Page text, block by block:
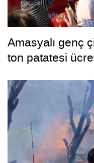
Amasyalı genç
ton patatesi